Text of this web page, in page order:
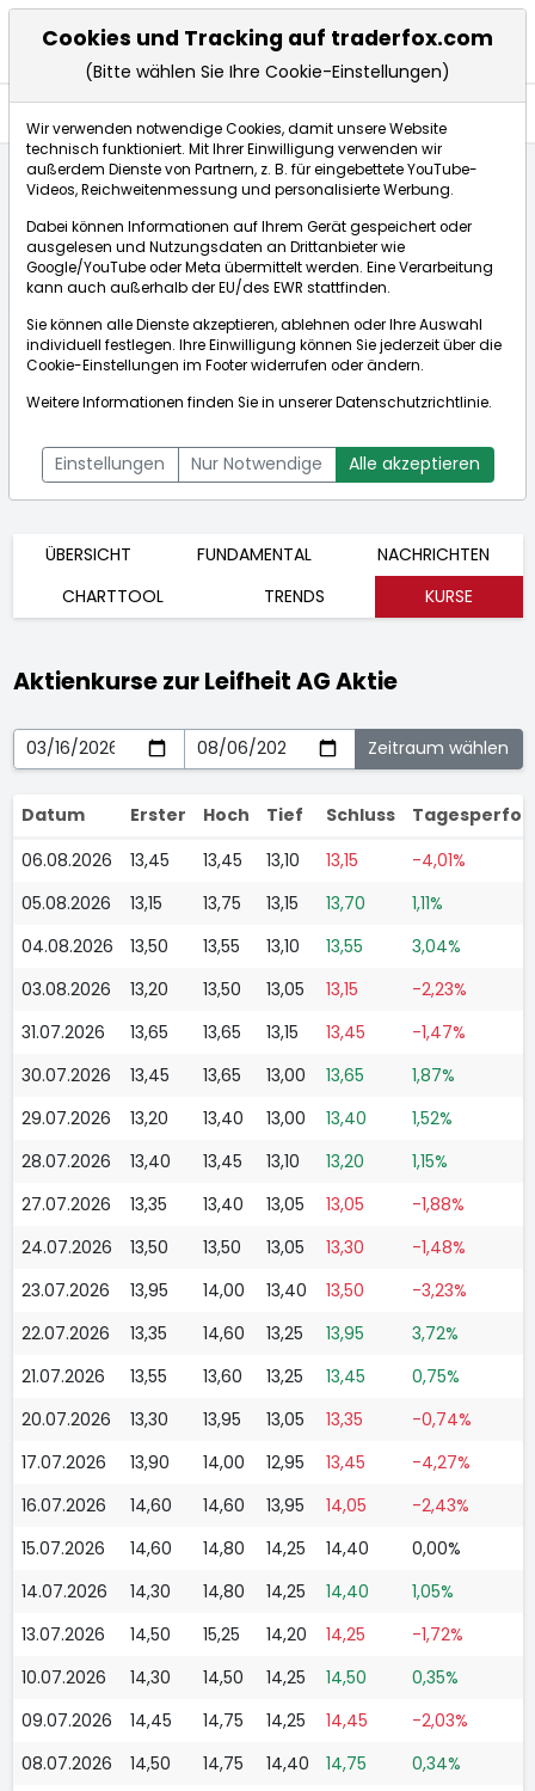
Börse:
DE0006464506]
Aktienkurse
Bid:13,100€Ask:13,200€
ÜBERSICHT FUNDAMENTAL
NACHRICHTEN
CHARTTOOL
TRENDS KURSE
Aktienkurse zur Leifheit AG Aktie
Datum Erster Hoch Tief Schluss
06.08.2026
13,45 13,45 13,10 13,15
-4,01%
05.08.2026
13,15 13,75 13,15 13,70
1,11%
04.08.2026
13,50 13,55 13,10 13,55
3,04%
03.08.2026
13,20 13,50 13,05 13,15
-2,23%
31.07.2026
13,65 13,65 13,15 13,45
-1,47%
30.07.2026
13,45 13,65 13,00 13,65
1,87%
29.07.2026
13,20 13,40 13,00 13,40
1,52%
28.07.2026
13,40 13,45 13,10 13,20
1,15%
27.07.2026
13,35 13,40 13,05 13,05
-1,88%
24.07.2026
13,50 13,50 13,05 13,30
-1,48%
23.07.2026
13,95 14,00 13,40 13,50
-3,23%
22.07.2026
13,35 14,60 13,25 13,95
3,72%
21.07.2026
13,55 13,60 13,25 13,45
0,75%
20.07.2026
13,30 13,95 13,05 13,35
-0,74%
17.07.2026
13,90 14,00 12,95 13,45
-4,27%
16.07.2026
14,60 14,60 13,95 14,05
-2,43%
15.07.2026
14,60 14,80 14,25 14,40
0,00%
14.07.2026
14,30 14,80 14,25 14,40
1,05%
13.07.2026
14,50 15,25 14,20 14,25
-1,72%
10.07.2026
14,30 14,50 14,25 14,50
0,35%
09.07.2026
14,45 14,75 14,25 14,45
-2,03%
08.07.2026
14,50 14,75 14,40 14,75
0,34%
Cookies und Tracking auf traderfox.com
(Bitte wählen Sie Ihre Cookie-Einstellungen)
Wir verwenden notwendige Cookies, damit unsere Website
technisch funktioniert. Mit Ihrer Einwilligung verwenden wir
außerdem Dienste von Partnern, z. B. für eingebettete YouTube-
Videos, Reichweitenmessung und personalisierte Werbung.
Dabei können Informationen auf Ihrem Gerät gespeichert oder
ausgelesen und Nutzungsdaten an Drittanbieter wie
Google/YouTube oder Meta übermittelt werden. Eine Verarbeitung
kann auch außerhalb der EU/des EWR stattfinden.
Sie können alle Dienste akzeptieren, ablehnen oder Ihre Auswahl
individuell festlegen. Ihre Einwilligung können Sie jederzeit über die
Cookie-Einstellungen im Footer widerrufen oder ändern.
Weitere Informationen finden Sie in unsererDatenschutzrichtlinie.
Einstellungen Nur Notwendige Alle akzeptieren